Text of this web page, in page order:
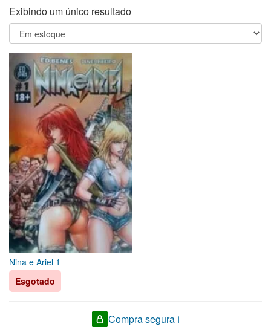
Exibindo um único resultado
Nina e Ariel 1
Esgotado
Compra segura ℹ️